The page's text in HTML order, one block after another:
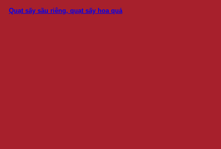
Quạt sấy sầu riêng, quạt sấy hoa quả